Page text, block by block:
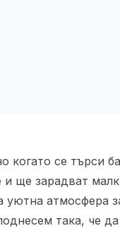
когато се търси
и ще зарадват
атмосфера
така, че